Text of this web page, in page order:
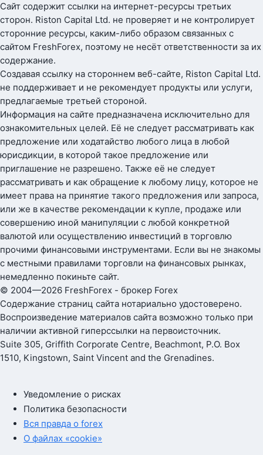
Сайт содержит ссылки на интернет-ресурсы третьих
сторон. Riston Capital Ltd. не проверяет и не контролирует
сторонние ресурсы, каким-либо образом связанных с
сайтом FreshForex, поэтому не несёт ответственности за их
содержание.
Создавая ссылку на стороннем веб-сайте, Riston Capital Ltd.
не поддерживает и не рекомендует продукты или услуги,
предлагаемые третьей стороной.
Информация на сайте предназначена исключительно для
ознакомительных целей. Её не следует рассматривать как
предложение или ходатайство любого лица в любой
юрисдикции, в которой такое предложение или
приглашение не разрешено. Также её не следует
рассматривать и как обращение к любому лицу, которое не
имеет права на принятие такого предложения или запроса,
или же в качестве рекомендации к купле, продаже или
совершению иной манипуляции с любой конкретной
валютой или осуществлению инвестиций в торговлю
прочими финансовыми инструментами. Если вы не знакомы
с местными правилами торговли на финансовых рынках,
немедленно покиньте сайт.
© 2004—2026 FreshForex - брокер Forex
Содержание страниц сайта нотариально удостоверено.
Воспроизведение материалов сайта возможно только при
наличии активной гиперссылки на первоисточник.
Suite 305, Griffith Corporate Centre, Beachmont, P.O. Box
1510, Kingstown, Saint Vincent and the Grenadines.
Уведомление о рисках
Политика безопасности
Вся правда о forex
О файлах «cookie»